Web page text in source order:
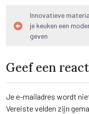
Bericht
navigatie
Innovatieve
je keuken een
geven
Geef een
Je e-mailadres wordt
Vereiste velden zijn